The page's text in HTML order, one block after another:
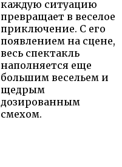
каждую ситуацию
превращает в веселое
приключение. С его
появлением на сцене,
весь спектакль
наполняется еще
большим весельем и
щедрым
дозированным
смехом.